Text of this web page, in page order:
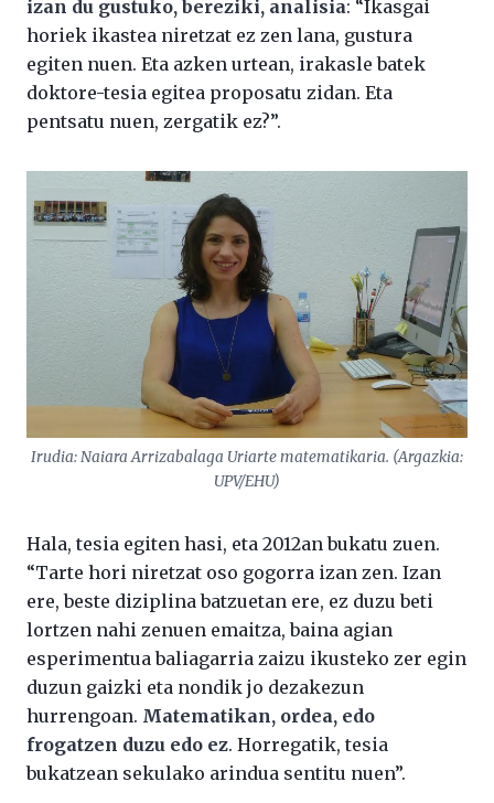
izan du gustuko, bereziki, analisia: “Ikasgai
horiek ikastea niretzat ez zen lana, gustura
egiten nuen. Eta azken urtean, irakasle batek
doktore-tesia egitea proposatu zidan. Eta
pentsatu nuen, zergatik ez?”.
Irudia: Naiara Arrizabalaga Uriarte matematikaria. (Argazkia:
UPV/EHU)
Hala, tesia egiten hasi, eta 2012an bukatu zuen.
“Tarte hori niretzat oso gogorra izan zen. Izan
ere, beste diziplina batzuetan ere, ez duzu beti
lortzen nahi zenuen emaitza, baina agian
esperimentua baliagarria zaizu ikusteko zer egin
duzun gaizki eta nondik jo dezakezun
hurrengoan. Matematikan, ordea, edo
frogatzen duzu edo ez. Horregatik, tesia
bukatzean sekulako arindua sentitu nuen”.